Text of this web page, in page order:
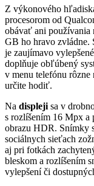
Z výkonového
procesorom od
obávať ani používania
GB ho hravo zvládne.
je zaujímavo
doplňuje obľúbený
v menu telefónu
určite hodiť.
Na displeji sa v
s rozlíšením 16 Mpx a
obrazu HDR. Snímky
sociálnych sieťach
aj pri fotkách
bleskom a rozlíšením
vylepšení či